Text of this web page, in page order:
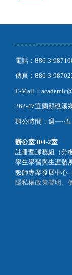
電話：886-3-
傳真：886-3-
E-Mail：
262-47宜蘭縣礁溪
辦公時間：週一~
辦公室304-2室
註冊暨課務組（分
學生學習與生涯發
教師專業發展中心
隱私權政策聲明